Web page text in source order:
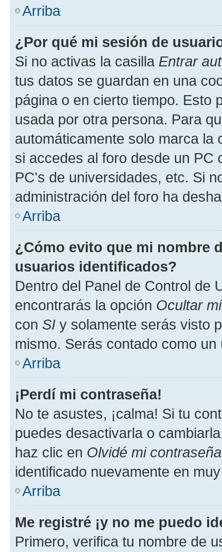
Arriba
¿Por qué mi sesión de
Si no activas la casilla Entrar
tus datos se guardan en una
página o en cierto tiempo. Esto
usada por otra persona. Para
automáticamente solo marca la
si accedes al foro desde un PC
PC's de universidades, etc. Si
administración del foro ha
Arriba
¿Cómo evito que mi nombre
usuarios identificados?
Dentro del Panel de Control de
encontrarás la opción Ocultar
con SI y solamente serás visto
mismo. Serás contado como un
Arriba
¡Perdí mi contraseña!
No te asustes, ¡calma! Si tu
puedes desactivarla o
haz clic en Olvidé mi contraseña
identificado nuevamente en
Arriba
Me registré ¡y no me puedo
Primero, verifica tu nombre de